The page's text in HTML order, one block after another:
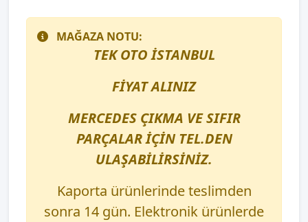
MAĞAZA NOTU:
TEK OTO İSTANBUL
FİYAT ALINIZ
MERCEDES ÇIKMA VE SIFIR
PARÇALAR İÇİN TEL.DEN
ULAŞABİLİRSİNİZ.
Kaporta ürünlerinde teslimden
sonra 14 gün. Elektronik ürünlerde